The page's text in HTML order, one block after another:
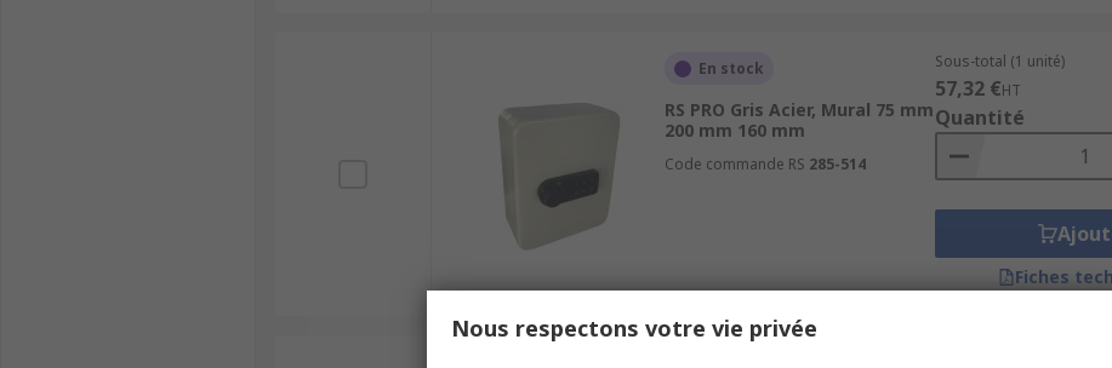
En stock
RS PRO Gris Acier, Mural 75 mm
200 mm 160 mm
Code commande RS 285-514
Sous-total (1 unité)
57,32 €HT
Quantité
Fiches
Nous respectons votre vie privée